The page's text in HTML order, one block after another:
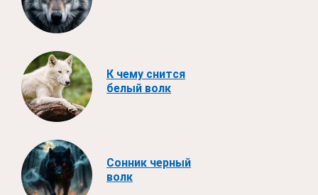
К чему снится
белый волк
Сонник черный
волк